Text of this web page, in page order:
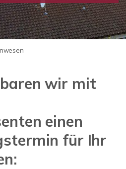
wir mit
einen
für Ihr